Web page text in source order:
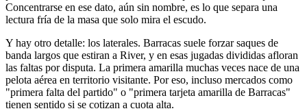
Concentrarse en ese dato, aún sin nombre, es lo que separa una
lectura fría de la masa que solo mira el escudo.
Y hay otro detalle: los laterales. Barracas suele forzar saques de
banda largos que estiran a River, y en esas jugadas divididas afloran
las faltas por disputa. La primera amarilla muchas veces nace de una
pelota aérea en territorio visitante. Por eso, incluso mercados como
"primera falta del partido" o "primera tarjeta amarilla de Barracas"
tienen sentido si se cotizan a cuota alta.